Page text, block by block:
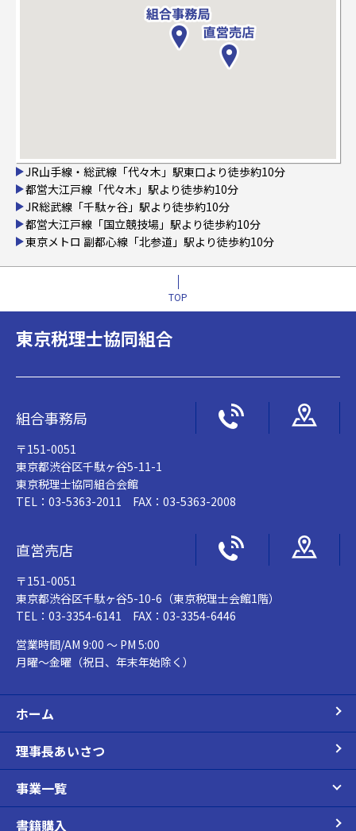
JR山手線・総武線「代々木」駅東口より徒歩約10分
都営大江戸線「代々木」駅より徒歩約10分
JR総武線「千駄ヶ谷」駅より徒歩約10分
都営大江戸線「国立競技場」駅より徒歩約10分
東京メトロ 副都心線「北参道」駅より徒歩約10分
TOP
東京税理士協同組合
組合事務局
〒151-0051
東京都渋谷区千駄ヶ谷5-11-1
東京税理士協同組合会館
TEL：03-5363-2011 FAX：03-5363-2008
直営売店
〒151-0051
東京都渋谷区千駄ヶ谷5-10-6（東京税理士会館1階）
TEL：03-3354-6141 FAX：03-3354-6446
営業時間/AM 9:00 ～ PM 5:00
月曜～金曜（祝日、年末年始除く）
ホーム
理事長あいさつ
事業一覧
書籍購入